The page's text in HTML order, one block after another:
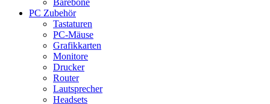
Barebone
PC Zubehör
Tastaturen
PC-Mäuse
Grafikkarten
Monitore
Drucker
Router
Lautsprecher
Headsets